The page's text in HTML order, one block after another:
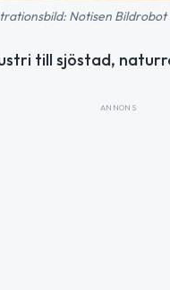
Notisen Bildrobot
till sjöstad,
ANNONS